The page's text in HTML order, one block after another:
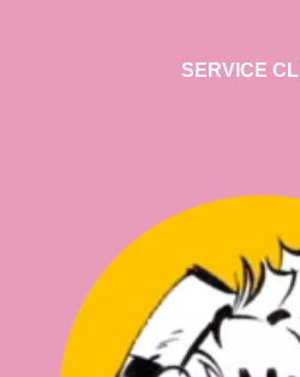
SERVICE